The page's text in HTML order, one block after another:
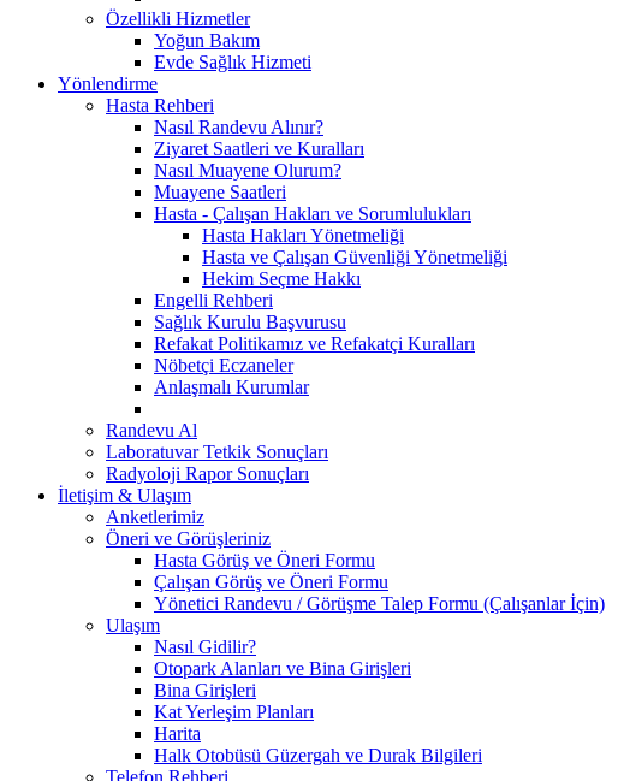
Özellikli Hizmetler
Yoğun Bakım
Evde Sağlık Hizmeti
Yönlendirme
Hasta Rehberi
Nasıl Randevu Alınır?
Ziyaret Saatleri ve Kuralları
Nasıl Muayene Olurum?
Muayene Saatleri
Hasta - Çalışan Hakları ve Sorumlulukları
Hasta Hakları Yönetmeliği
Hasta ve Çalışan Güvenliği Yönetmeliği
Hekim Seçme Hakkı
Engelli Rehberi
Sağlık Kurulu Başvurusu
Refakat Politikamız ve Refakatçi Kuralları
Nöbetçi Eczaneler
Anlaşmalı Kurumlar
Randevu Al
Laboratuvar Tetkik Sonuçları
Radyoloji Rapor Sonuçları
İletişim & Ulaşım
Anketlerimiz
Öneri ve Görüşleriniz
Hasta Görüş ve Öneri Formu
Çalışan Görüş ve Öneri Formu
Yönetici Randevu / Görüşme Talep Formu (Çalışanlar İçin)
Ulaşım
Nasıl Gidilir?
Otopark Alanları ve Bina Girişleri
Bina Girişleri
Kat Yerleşim Planları
Harita
Halk Otobüsü Güzergah ve Durak Bilgileri
Telefon Rehberi